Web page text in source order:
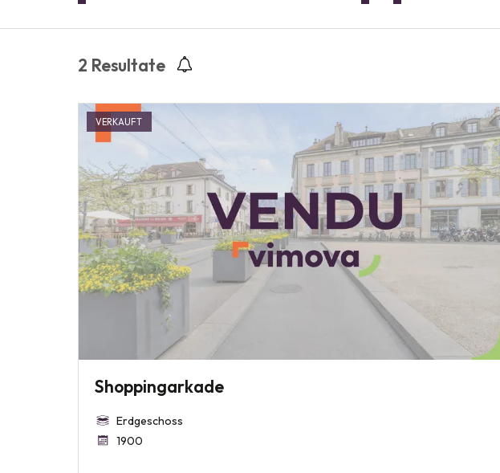
2 Resultate
VERKAUFT
Shoppingarkade
Erdgeschoss
1900